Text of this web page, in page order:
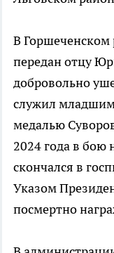
В Горшеченском
передан отцу
добровольно
служил
медалью
2024 года в бою
скончался в
Указом
посмертно